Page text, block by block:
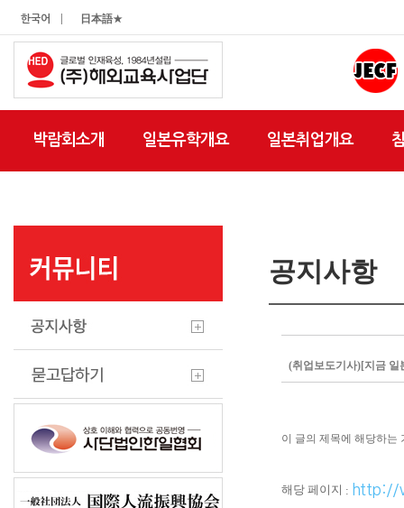
한국어 日本語★
박람회소개 일본유학개요 일본취업개요
공지사항
(취업보도기사)[지금 일
이 글의 제목에 해당하는
해당 페이지 : http://